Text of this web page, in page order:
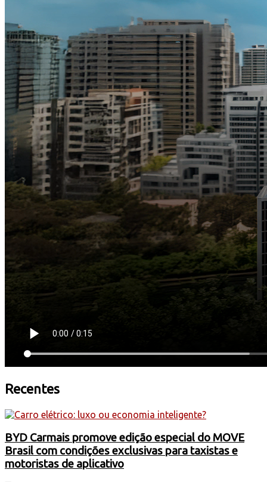
Recentes
BYD Carmais promove edição especial do MOVE
Brasil com condições exclusivas para taxistas e
motoristas de aplicativo